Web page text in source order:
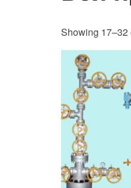
Showing 17–32